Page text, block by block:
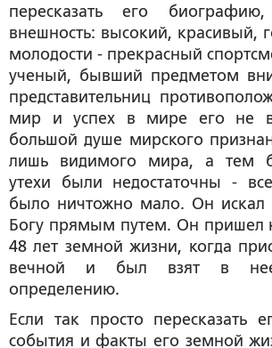
пересказать его
внешность: высокий, красивый,
молодости - прекрасный
ученый, бывший предметом
представительниц
мир и успех в мире его не
большой душе мирского
лишь видимого мира, а тем
утехи были недостаточны -
было ничтожно мало. Он искал
Богу прямым путем. Он пришел
48 лет земной жизни, когда
вечной и был взят в
определению.
Если так просто пересказать
события и факты его земной